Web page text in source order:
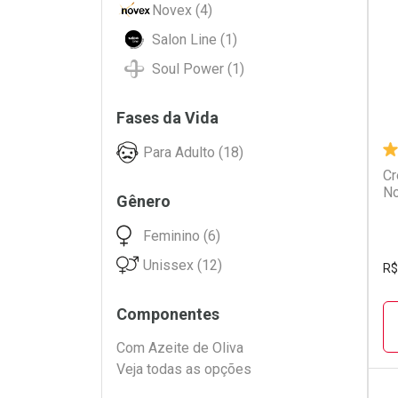
R$
Novex (4)
Salon Line (1)
Soul Power (1)
Fases da Vida
Para Adulto (18)
Gênero
Feminino (6)
Unissex (12)
Componentes
Com Azeite de Oliva
Veja todas as opções